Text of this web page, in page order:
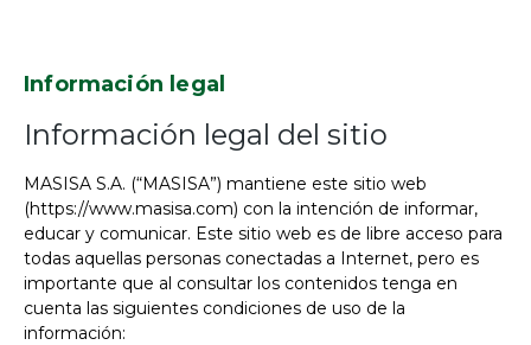
Información legal
Información legal del sitio
MASISA S.A. (“MASISA”) mantiene este sitio web
(https://www.masisa.com) con la intención de informar,
educar y comunicar. Este sitio web es de libre acceso para
todas aquellas personas conectadas a Internet, pero es
importante que al consultar los contenidos tenga en
cuenta las siguientes condiciones de uso de la
información: